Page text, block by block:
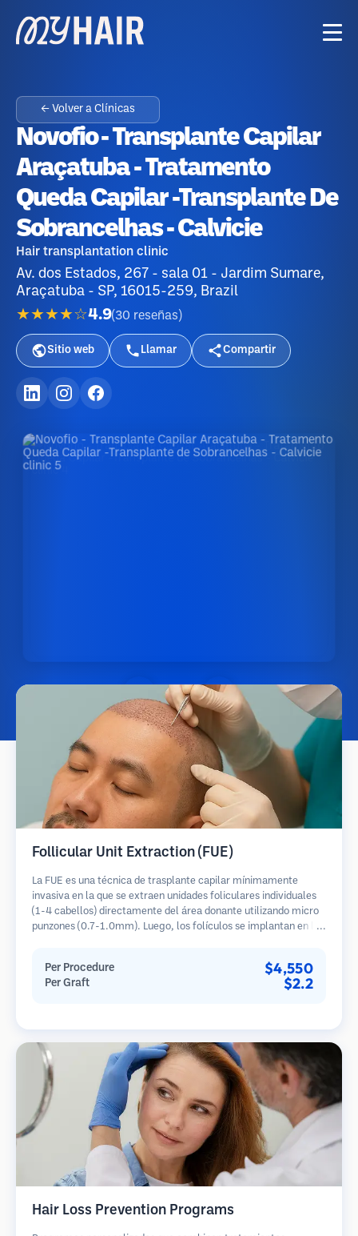
← Volver a Clínicas
Novofio - Transplante Capilar
Araçatuba - Tratamento
Queda Capilar -Transplante De
Sobrancelhas - Calvicie
Hair transplantation clinic
Av. dos Estados, 267 - sala 01 - Jardim Sumare,
Araçatuba - SP, 16015-259, Brazil
★★★★☆4.9(30 reseñas )
Sitio web Llamar Compartir
Follicular Unit Extraction (FUE)
La FUE es una técnica de trasplante capilar mínimamente
invasiva en la que se extraen unidades foliculares individuales
(1-4 cabellos) directamente del área donante utilizando micro
punzones (0.7-1.0mm). Luego, los folículos se implantan en las
en comparación con los métodos de extracción de tiras.
Per Procedure $4,550
Per Graft $2.2
Hair Loss Prevention Programs